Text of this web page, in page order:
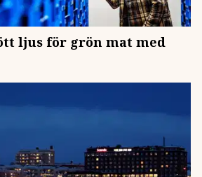
ljus för grön mat med